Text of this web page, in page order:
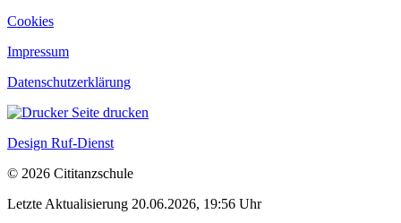
Cookies
Impressum
Datenschutzerklärung
Seite drucken
Design Ruf-Dienst
© 2026 Cititanzschule
Letzte Aktualisierung 20.06.2026, 19:56 Uhr